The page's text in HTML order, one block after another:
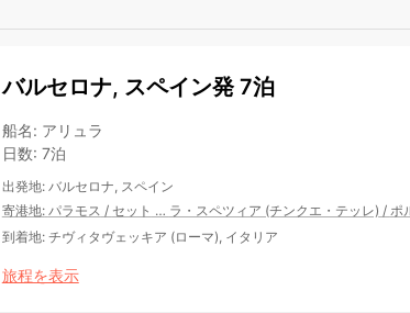
バルセロナ, スペイン発 7泊
船名: アリュラ
日数: 7泊
出発地: バルセロナ, スペイン
寄港地: パラモス / セット … ラ・スペツィア (チンクエ・テッレ) / ポ
到着地: チヴィタヴェッキア (ローマ), イタリア
旅程を表示